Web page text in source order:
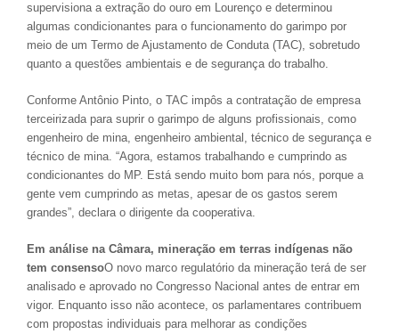
supervisiona a extração do ouro em Lourenço e determinou
algumas condicionantes para o funcionamento do garimpo por
meio de um Termo de Ajustamento de Conduta (TAC), sobretudo
quanto a questões ambientais e de segurança do trabalho.
Conforme Antônio Pinto, o TAC impôs a contratação de empresa
terceirizada para suprir o garimpo de alguns profissionais, como
engenheiro de mina, engenheiro ambiental, técnico de segurança e
técnico de mina. “Agora, estamos trabalhando e cumprindo as
condicionantes do MP. Está sendo muito bom para nós, porque a
gente vem cumprindo as metas, apesar de os gastos serem
grandes”, declara o dirigente da cooperativa.
Em análise na Câmara, mineração em terras indígenas não
tem consensoO novo marco regulatório da mineração terá de ser
analisado e aprovado no Congresso Nacional antes de entrar em
vigor. Enquanto isso não acontece, os parlamentares contribuem
com propostas individuais para melhorar as condições